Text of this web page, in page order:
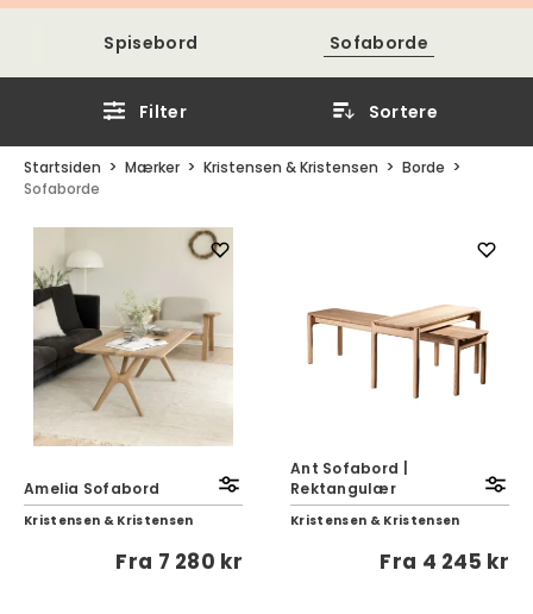
Spisebord Sofaborde
Filter Sortere
Startsiden Mærker Kristensen & Kristensen
Borde
Sofaborde
Amelia Sofabord
Kristensen & Kristensen
Fra 7 280 kr
Ant Sofabord |
Rektangulær
Kristensen & Kristensen
Fra 4 245 kr